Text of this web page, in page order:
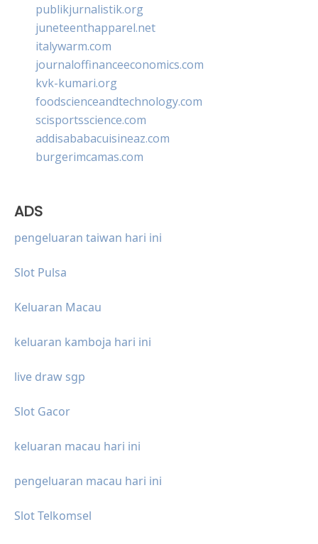
publikjurnalistik.org
juneteenthapparel.net
italywarm.com
journaloffinanceeconomics.com
kvk-kumari.org
foodscienceandtechnology.com
scisportsscience.com
addisababacuisineaz.com
burgerimcamas.com
ADS
pengeluaran taiwan hari ini
Slot Pulsa
Keluaran Macau
keluaran kamboja hari ini
live draw sgp
Slot Gacor
keluaran macau hari ini
pengeluaran macau hari ini
Slot Telkomsel